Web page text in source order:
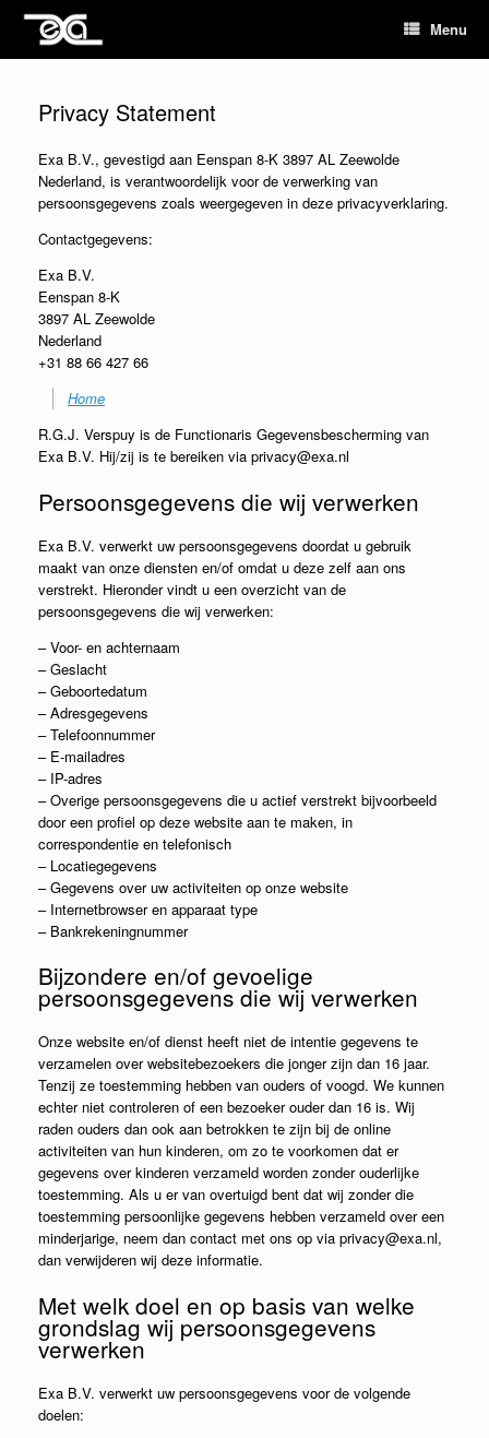
Menu
Privacy Statement
Exa B.V., gevestigd aan Eenspan 8-K 3897 AL Zeewolde
Nederland, is verantwoordelijk voor de verwerking van
persoonsgegevens zoals weergegeven in deze privacyverklaring.
Contactgegevens:
Exa B.V.
Eenspan 8-K
3897 AL Zeewolde
Nederland
+31 88 66 427 66
Home
R.G.J. Verspuy is de Functionaris Gegevensbescherming van
Exa B.V. Hij/zij is te bereiken via privacy@exa.nl
Persoonsgegevens die wij verwerken
Exa B.V. verwerkt uw persoonsgegevens doordat u gebruik
maakt van onze diensten en/of omdat u deze zelf aan ons
verstrekt. Hieronder vindt u een overzicht van de
persoonsgegevens die wij verwerken:
– Voor- en achternaam
– Geslacht
– Geboortedatum
– Adresgegevens
– Telefoonnummer
– E-mailadres
– IP-adres
– Overige persoonsgegevens die u actief verstrekt bijvoorbeeld
door een profiel op deze website aan te maken, in
correspondentie en telefonisch
– Locatiegegevens
– Gegevens over uw activiteiten op onze website
– Internetbrowser en apparaat type
– Bankrekeningnummer
Bijzondere en/of gevoelige
persoonsgegevens die wij verwerken
Onze website en/of dienst heeft niet de intentie gegevens te
verzamelen over websitebezoekers die jonger zijn dan 16 jaar.
Tenzij ze toestemming hebben van ouders of voogd. We kunnen
echter niet controleren of een bezoeker ouder dan 16 is. Wij
raden ouders dan ook aan betrokken te zijn bij de online
activiteiten van hun kinderen, om zo te voorkomen dat er
gegevens over kinderen verzameld worden zonder ouderlijke
toestemming. Als u er van overtuigd bent dat wij zonder die
toestemming persoonlijke gegevens hebben verzameld over een
minderjarige, neem dan contact met ons op via privacy@exa.nl,
dan verwijderen wij deze informatie.
Met welk doel en op basis van welke
grondslag wij persoonsgegevens
verwerken
Exa B.V. verwerkt uw persoonsgegevens voor de volgende
doelen: